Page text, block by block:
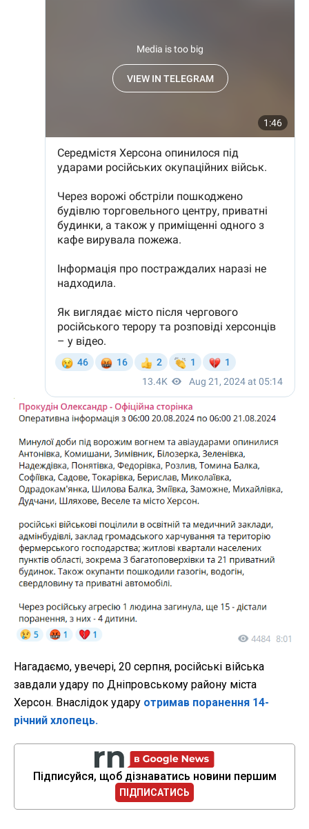
Нагадаємо, увечері, 20 серпня, російські війська
завдали удару по Дніпровському району міста
Херсон. Внаслідок удару отримав поранення 14-
річний хлопець.
Підписуйся, щоб дізнаватись новини першим
ПІДПИСАТИСЬ